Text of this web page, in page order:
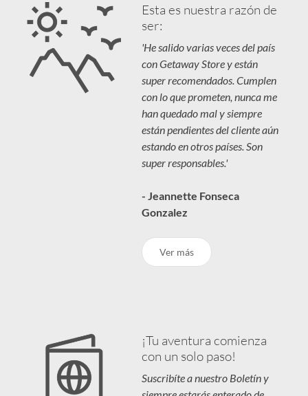
Esta es nuestra razón de
ser:
'He salido varias veces del país
con Getaway Store y están
super recomendados. Cumplen
con lo que prometen, nunca me
han quedado mal y siempre
están pendientes del cliente aún
estando en otros países. Son
super responsables.'
- Jeannette Fonseca
Gonzalez
Ver más
¡Tu aventura comienza
con un solo paso!
Suscribíte a nuestro Boletín y